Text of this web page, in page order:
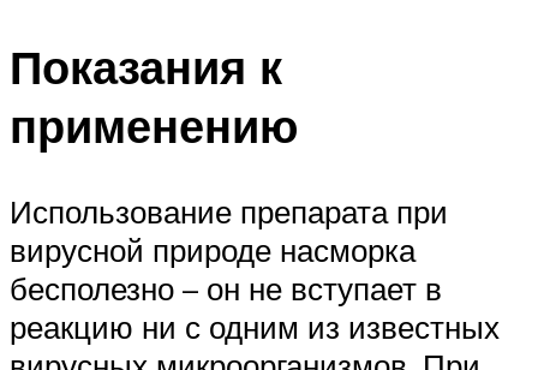
Показания к
применению
Использование препарата при
вирусной природе насморка
бесполезно – он не вступает в
реакцию ни с одним из известных